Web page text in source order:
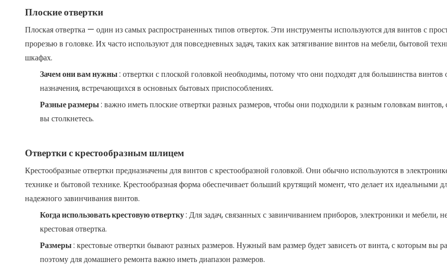
Плоские отвертки
Плоская отвертка — один из самых распространенных типов отверток. Эти инструменты используются для винтов с
прорезью в головке. Их часто используют для повседневных задач, таких как затягивание винтов на мебели, бытовой
шкафах.
Зачем они вам нужны: отвертки с плоской головкой необходимы, потому что они подходят для большинства винтов
назначения, встречающихся в основных бытовых приспособлениях.
Разные размеры: важно иметь плоские отвертки разных размеров, чтобы они подходили к разным головкам винтов,
вы столкнетесь.
Отвертки с крестообразным шлицем
Крестообразные отвертки предназначены для винтов с крестообразной головкой. Они обычно используются в
технике и бытовой технике. Крестообразная форма обеспечивает больший крутящий момент, что делает их идеальными
надежного завинчивания винтов.
Когда использовать крестовую отвертку: Для задач, связанных с завинчиванием приборов, электроники и мебели,
крестовая отвертка.
Размеры: крестовые отвертки бывают разных размеров. Нужный вам размер будет зависеть от винта, с которым вы
поэтому для домашнего ремонта важно иметь диапазон размеров.